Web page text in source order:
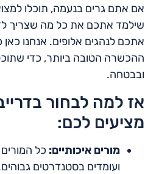
אם אתם גרים בנעמה, תוכלו
שילמד אתכם את כל מה שצריך
אתכם לנהגים אלופים. אנחנו
ההכשרה הטובה ביותר, כדי
ובבטחה.
אז למה לבחור
מציעים לכם:
מורים איכותיים: כל
ועומדים בסטנדרטים